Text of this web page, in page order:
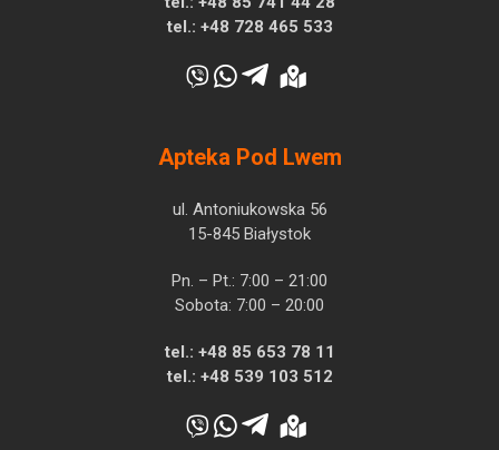
tel.: +48 728 465 533
Apteka Pod Lwem
ul. Antoniukowska 56
15-845 Białystok
Pn. – Pt.: 7:00 – 21:00
Sobota: 7:00 – 20:00
tel.: +48 85 653 78 11
tel.: +48 539 103 512